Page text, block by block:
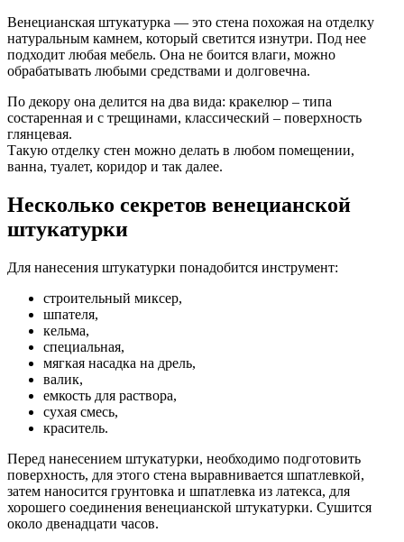
Венецианская штукатурка — это стена похожая на отделку
натуральным камнем, который светится изнутри. Под нее
подходит любая мебель. Она не боится влаги, можно
обрабатывать любыми средствами и долговечна.
По декору она делится на два вида: кракелюр – типа
состаренная и с трещинами, классический – поверхность
глянцевая.
Такую отделку стен можно делать в любом помещении,
ванна, туалет, коридор и так далее.
Несколько секретов венецианской
штукатурки
Для нанесения штукатурки понадобится инструмент:
строительный миксер,
шпателя,
кельма,
специальная,
мягкая насадка на дрель,
валик,
емкость для раствора,
сухая смесь,
краситель.
Перед нанесением штукатурки, необходимо подготовить
поверхность, для этого стена выравнивается шпатлевкой,
затем наносится грунтовка и шпатлевка из латекса, для
хорошего соединения венецианской штукатурки. Сушится
около двенадцати часов.